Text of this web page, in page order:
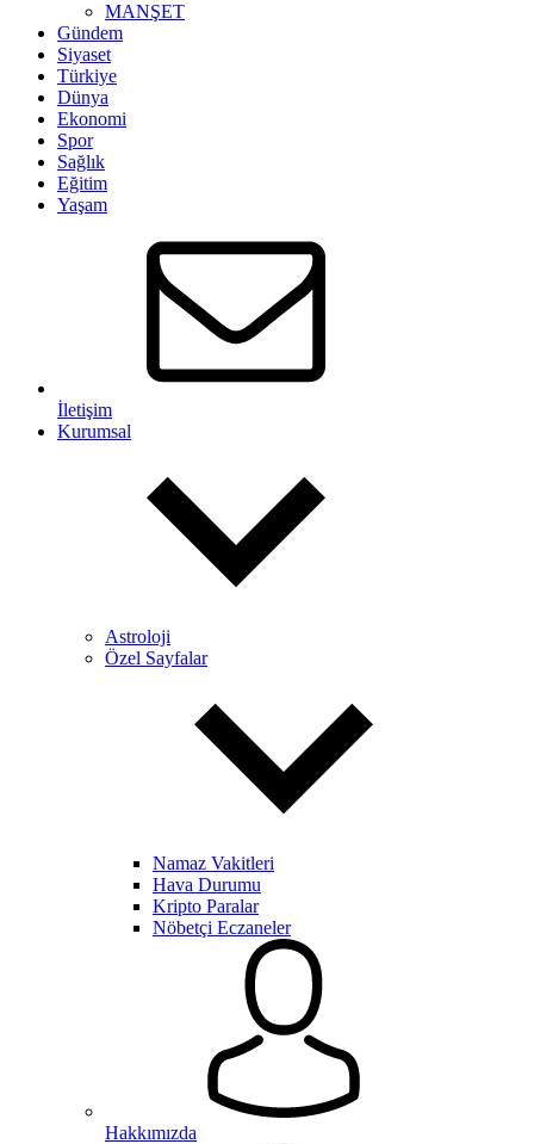
MANŞET
Gündem
Siyaset
Türkiye
Dünya
Ekonomi
Spor
Sağlık
Eğitim
Yaşam
İletişim
Kurumsal
Astroloji
Özel Sayfalar
Namaz Vakitleri
Hava Durumu
Kripto Paralar
Nöbetçi Eczaneler
Hakkımızda